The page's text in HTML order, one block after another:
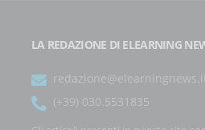
LA REDAZIONE DI ELEARNING
(+39) 030.5531835